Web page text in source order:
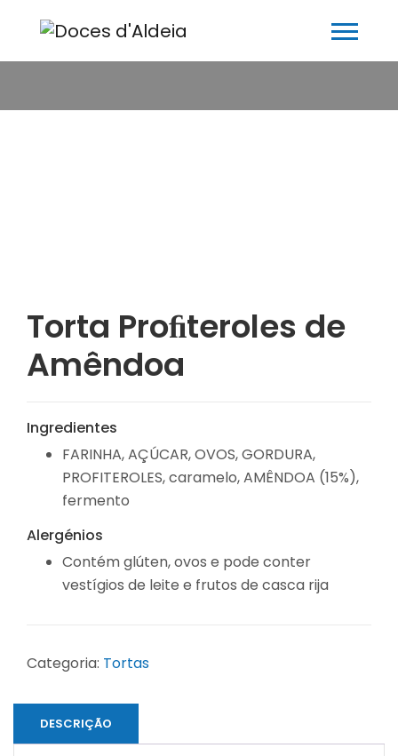
Torta Proﬁteroles de
Amêndoa
Ingredientes
FARINHA, AÇÚCAR, OVOS, GORDURA,
PROFITEROLES, caramelo, AMÊNDOA (15%),
fermento
Alergénios
Contém glúten, ovos e pode conter
vestígios de leite e frutos de casca rija
Categoria: Tortas
DESCRIÇÃO